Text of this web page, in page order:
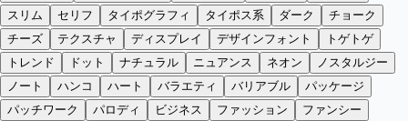
スリム
セリフ タイポグラフィ タイポス系 ダーク
チョーク
チーズ
テクスチャ ディスプレイ デザインフォント
トゲトゲ
トレンド
ドット ナチュラル ニュアンス ネオン
ノスタルジー
ノート
ハンコ ハート バラエティ バリアブル
パッケージ
パッチワーク
パロディ ビジネス ファッション
ファンシー